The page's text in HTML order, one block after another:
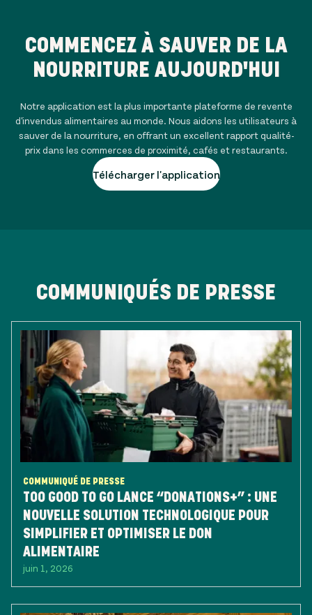
COMMENCEZ À SAUVER DE LA
NOURRITURE AUJOURD'HUI
Notre application est la plus importante plateforme de revente
d'invendus alimentaires au monde. Nous aidons les utilisateurs à
sauver de la nourriture, en offrant un excellent rapport qualité-
prix dans les commerces de proximité, cafés et restaurants.
Télécharger l'application
COMMUNIQUÉS DE PRESSE
COMMUNIQUÉ DE PRESSE
TOO GOOD TO GO LANCE “DONATIONS+” : UNE
NOUVELLE SOLUTION TECHNOLOGIQUE POUR
SIMPLIFIER ET OPTIMISER LE DON
ALIMENTAIRE
juin 1, 2026